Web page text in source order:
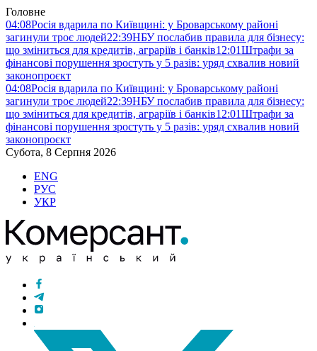
Головне
04:08Росія вдарила по Київщині: у Броварському районі
загинули троє людей22:39НБУ послабив правила для бізнесу:
що зміниться для кредитів, аграріїв і банків12:01Штрафи за
фінансові порушення зростуть у 5 разів: уряд схвалив новий
законопроєкт
04:08Росія вдарила по Київщині: у Броварському районі
загинули троє людей22:39НБУ послабив правила для бізнесу:
що зміниться для кредитів, аграріїв і банків12:01Штрафи за
фінансові порушення зростуть у 5 разів: уряд схвалив новий
законопроєкт
Субота, 8 Серпня 2026
ENG
РУС
УКР